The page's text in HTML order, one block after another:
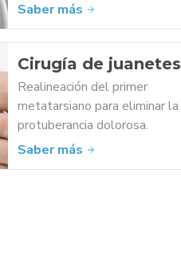
Saber más
Cirugía de juanetes
Realineación del primer
metatarsiano para eliminar la
protuberancia dolorosa.
Saber más